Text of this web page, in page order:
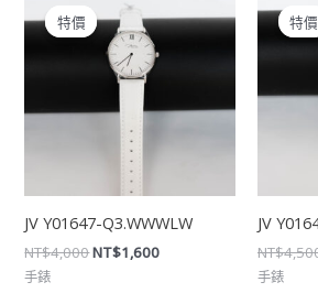
特價
特價
JV Y01647-Q3.WWWLW
NT$4,000
始
價
格：
NT$4,000。
NT$1,600
價
格：
手錶
特價
特價
JV
NT$
手錶